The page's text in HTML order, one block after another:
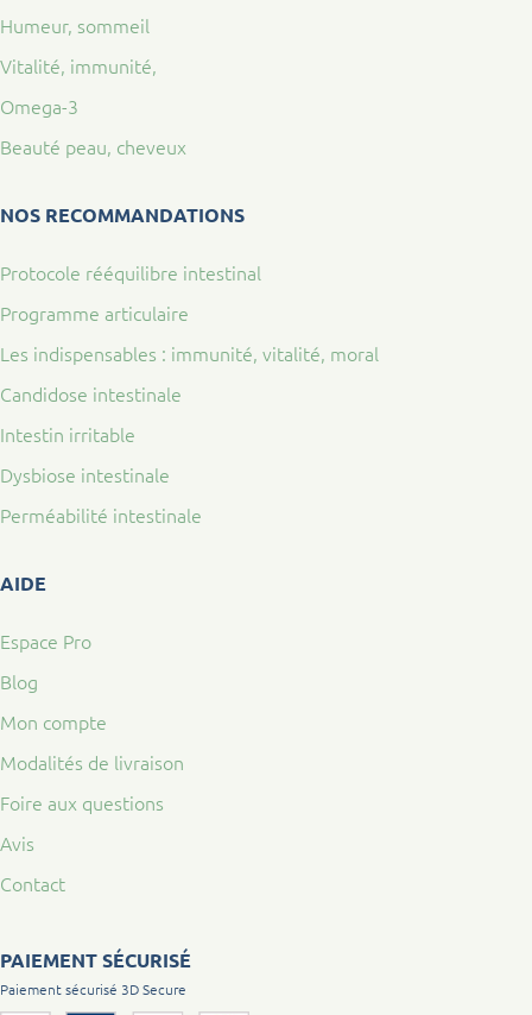
Humeur, sommeil
Vitalité, immunité,
Omega-3
Beauté peau, cheveux
NOS RECOMMANDATIONS
Protocole rééquilibre intestinal
Programme articulaire
Les indispensables : immunité, vitalité, moral
Candidose intestinale
Intestin irritable
Dysbiose intestinale
Perméabilité intestinale
AIDE
Espace Pro
Blog
Mon compte
Modalités de livraison
Foire aux questions
Avis
Contact
PAIEMENT SÉCURISÉ
Paiement sécurisé 3D Secure